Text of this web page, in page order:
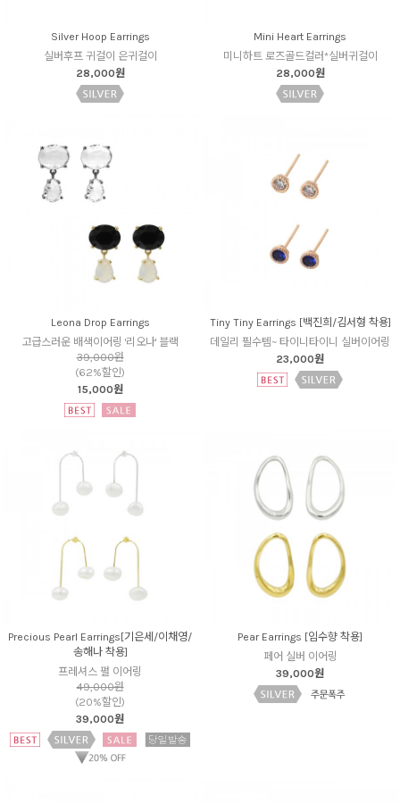
Silver Hoop Earrings
실버후프 귀걸이 은귀걸이
28,000원
Mini Heart Earrings
미니하트 로즈골드컬러*실버귀걸이
28,000원
Leona Drop Earrings
고급스러운 배색이어링 '리오나' 블랙
39,000원
(62%할인)
15,000원
Tiny Tiny Earrings [백진희/김서형 착용]
데일리 필수템~ 타이니타이니 실버이어링
23,000원
Precious Pearl Earrings[기은세/이채영/
송해나 착용]
프레셔스 펄 이어링
49,000원
(20%할인)
39,000원
Pear Earrings [임수향 착용]
페어 실버 이어링
39,000원